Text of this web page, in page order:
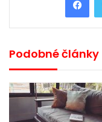
Podobné články